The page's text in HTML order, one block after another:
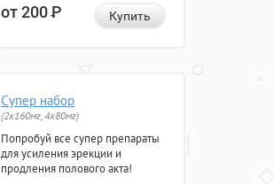
от 200Р Купить
Супер набор
(2х160мг, 4х80мг)
Попробуй все супер препараты
для усиления эрекции и
продления полового акта!